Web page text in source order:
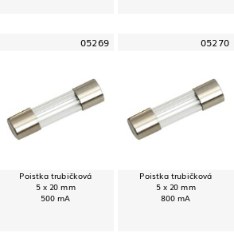
05269
Poistka trubičková
5 x 20 mm
500 mA
05270
Poistka trubičková
5 x 20 mm
800 mA